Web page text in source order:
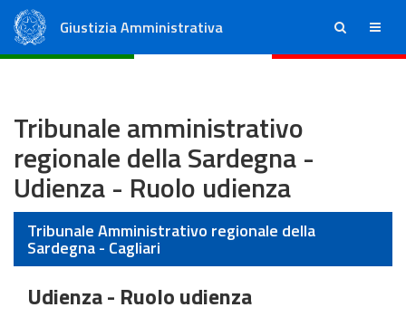
Giustizia Amministrativa ricerca menu
Tribunale amministrativo
regionale della Sardegna -
Udienza - Ruolo udienza
Tribunale Amministrativo regionale della
Sardegna - Cagliari
Udienza - Ruolo udienza